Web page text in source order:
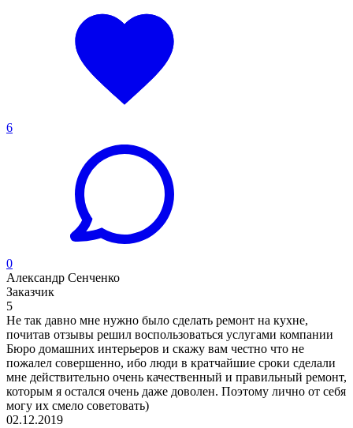
6
0
Александр Сенченко
Заказчик
5
Не так давно мне нужно было сделать ремонт на кухне,
почитав отзывы решил воспользоваться услугами компании
Бюро домашних интерьеров и скажу вам честно что не
пожалел совершенно, ибо люди в кратчайшие сроки сделали
мне действительно очень качественный и правильный ремонт,
которым я остался очень даже доволен. Поэтому лично от себя
могу их смело советовать)
02.12.2019